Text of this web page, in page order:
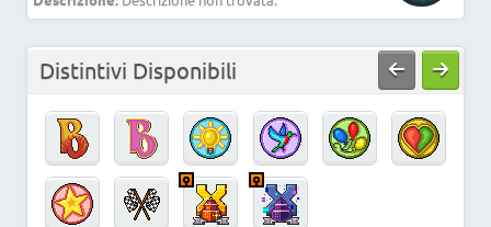
Distintivi Disponibili